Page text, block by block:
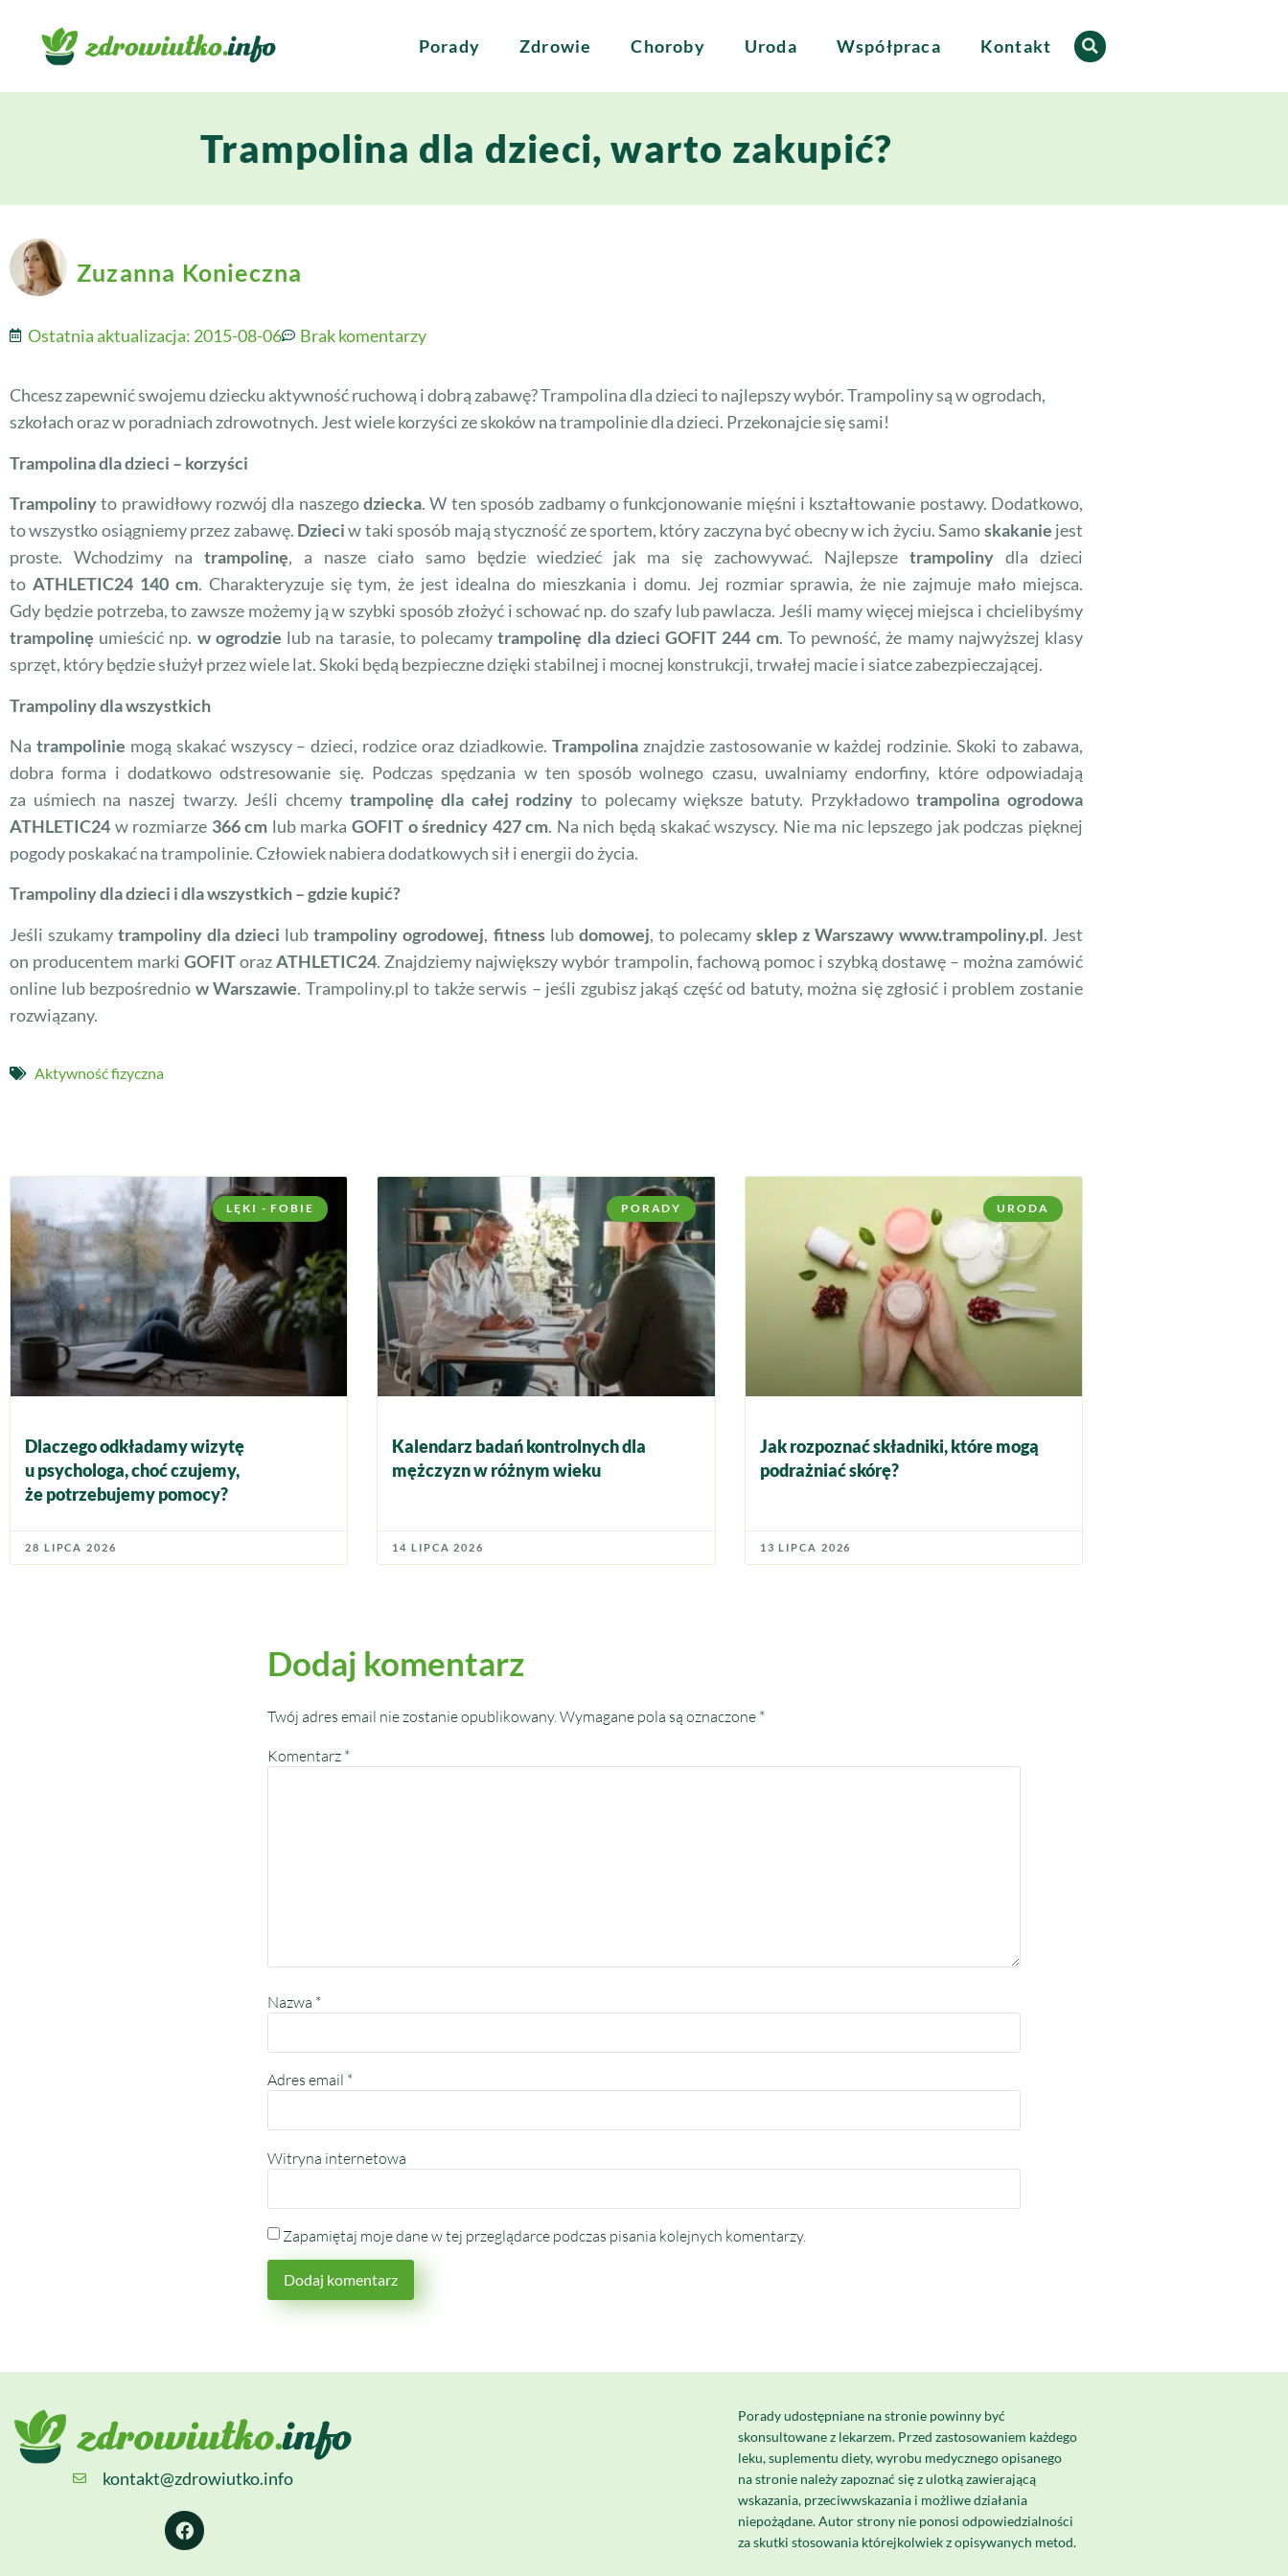
Porady Zdrowie Choroby Uroda Współpraca Kontakt
Trampolina dla dzieci, warto zakupić?
Zuzanna Konieczna
Ostatnia aktualizacja: 2015-08-06 Brak komentarzy
Chcesz zapewnić swojemu dziecku aktywność ruchową i dobrą zabawę? Trampolina dla dzieci to najlepszy wybór. Trampoliny są w ogrodach,
szkołach oraz w poradniach zdrowotnych. Jest wiele korzyści ze skoków na trampolinie dla dzieci. Przekonajcie się sami!
Trampolina dla dzieci – korzyści
Trampolinyto prawidłowy rozwój dla naszegodziecka. W ten sposób zadbamy o funkcjonowanie mięśni i kształtowanie postawy. Dodatkowo,
to wszystko osiągniemy przez zabawę. Dzieciw taki sposób mają styczność ze sportem, który zaczyna być obecny w ich życiu. Samoskakanie jest
proste. Wchodzimy na trampolinę, a nasze ciało samo będzie wiedzieć jak ma się zachowywać. Najlepszetrampoliny dla dzieci
to ATHLETIC24 140 cm. Charakteryzuje się tym, że jest idealna do mieszkania i domu. Jej rozmiar sprawia, że nie zajmuje mało miejsca.
Gdy będzie potrzeba, to zawsze możemy ją w szybki sposób złożyć i schować np. do szafy lub pawlacza. Jeśli mamy więcej miejsca i chcielibyśmy
trampolinę umieścić np. w ogrodzie lub na tarasie, to polecamytrampolinę dla dzieci GOFIT 244 cm. To pewność, że mamy najwyższej klasy
sprzęt, który będzie służył przez wiele lat. Skoki będą bezpieczne dzięki stabilnej i mocnej konstrukcji, trwałej macie i siatce zabezpieczającej.
Trampoliny dla wszystkich
Na trampolinie mogą skakać wszyscy – dzieci, rodzice oraz dziadkowie. Trampolinaznajdzie zastosowanie w każdej rodzinie. Skoki to zabawa,
dobra forma i dodatkowo odstresowanie się. Podczas spędzania w ten sposób wolnego czasu, uwalniamy endorfiny, które odpowiadają
za uśmiech na naszej twarzy. Jeśli chcemy trampolinę dla całej rodziny to polecamy większe batuty. Przykładowotrampolina ogrodowa
ATHLETIC24 w rozmiarze 366 cm lub marka GOFIT o średnicy 427 cm. Na nich będą skakać wszyscy. Nie ma nic lepszego jak podczas pięknej
pogody poskakać na trampolinie. Człowiek nabiera dodatkowych sił i energii do życia.
Trampoliny dla dzieci i dla wszystkich – gdzie kupić?
Jeśli szukamytrampoliny dla dzieci lubtrampoliny ogrodowej, fitnesslub domowej, to polecamy sklep z Warszawy www.trampoliny.pl. Jest
on producentem markiGOFITorazATHLETIC24. Znajdziemy największy wybór trampolin, fachową pomoc i szybką dostawę – można zamówić
online lub bezpośrednio w Warszawie. Trampoliny.pl to także serwis – jeśli zgubisz jakąś część od batuty, można się zgłosić i problem zostanie
rozwiązany.
Aktywność fizyczna
LĘKI - FOBIE
Dlaczego odkładamy wizytę
u psychologa, choć czujemy,
że potrzebujemy pomocy?
28 LIPCA 2026
PORADY
Kalendarz badań kontrolnych dla
mężczyzn w różnym wieku
14 LIPCA 2026
URODA
Jak rozpoznać składniki, które mogą
podrażniać skórę?
13 LIPCA 2026
Dodaj komentarz
Twój adres email nie zostanie opublikowany.Wymagane pola są oznaczone *
Komentarz *
Nazwa *
Adres email *
Witryna internetowa
Zapamiętaj moje dane w tej przeglądarce podczas pisania kolejnych komentarzy.
kontakt@zdrowiutko.info
Porady udostępniane na stronie powinny być
skonsultowane z lekarzem. Przed zastosowaniem każdego
leku, suplementu diety, wyrobu medycznego opisanego
na stronie należy zapoznać się z ulotką zawierającą
wskazania, przeciwwskazania i możliwe działania
niepożądane. Autor strony nie ponosi odpowiedzialności
za skutki stosowania którejkolwiek z opisywanych metod.